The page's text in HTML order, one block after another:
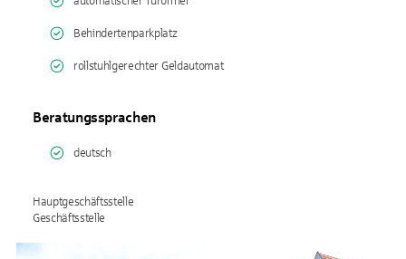
Behindertenparkplatz
rollstuhlgerechter Geldautomat
Beratungssprachen
deutsch
Hauptgeschäftsstelle
Geschäftsstelle